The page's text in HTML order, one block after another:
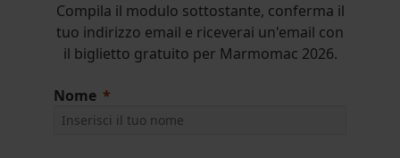
Compila il modulo sottostante, conferma il
tuo indirizzo email e riceverai un'email con
il biglietto gratuito per Marmomac 2026.
Nome